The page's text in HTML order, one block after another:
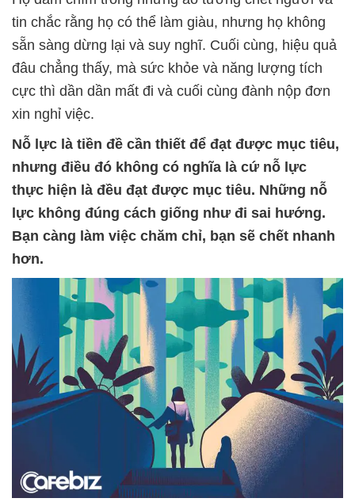
tin chắc rằng họ có thể làm giàu, nhưng họ không
sẵn sàng dừng lại và suy nghĩ. Cuối cùng, hiệu quả
đâu chẳng thấy, mà sức khỏe và năng lượng tích
cực thì dần dần mất đi và cuối cùng đành nộp đơn
xin nghỉ việc.
Nỗ lực là tiền đề cần thiết để đạt được mục tiêu,
nhưng điều đó không có nghĩa là cứ nỗ lực
thực hiện là đều đạt được mục tiêu. Những nỗ
lực không đúng cách giống như đi sai hướng.
Bạn càng làm việc chăm chỉ, bạn sẽ chết nhanh
hơn.